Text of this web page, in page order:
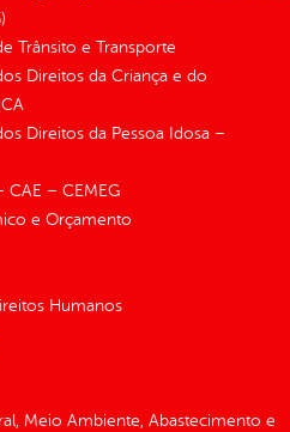
Trânsito e Transporte
Direitos da Criança e do
Direitos da Pessoa Idosa –
CAE – CEMEG
e Orçamento
Humanos
Meio Ambiente, Abastecimento e